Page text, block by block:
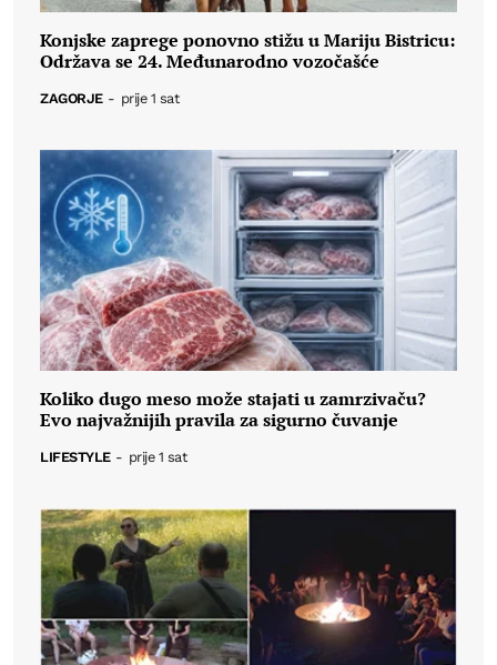
Konjske zaprege ponovno stižu u Mariju Bistricu:
Održava se 24. Međunarodno vozočašće
ZAGORJE - prije 1 sat
Koliko dugo meso može stajati u zamrzivaču?
Evo najvažnijih pravila za sigurno čuvanje
LIFESTYLE - prije 1 sat